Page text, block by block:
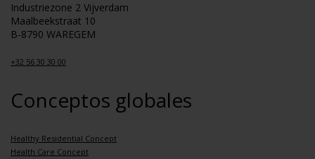
Industriezone 2 Vijverdam
Maalbeekstraat 10
B-8790 WAREGEM
+32 56 30 30 00
Conceptos globales
Healthy Residential Concept
Health Care Concept